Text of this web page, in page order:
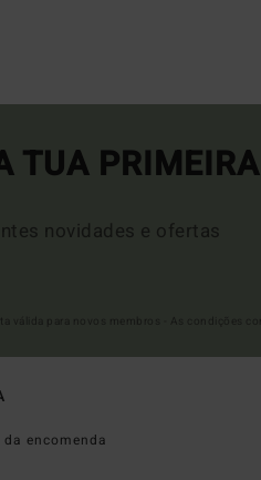
TUA PRIMEIRA
novidades e ofertas
da encomenda